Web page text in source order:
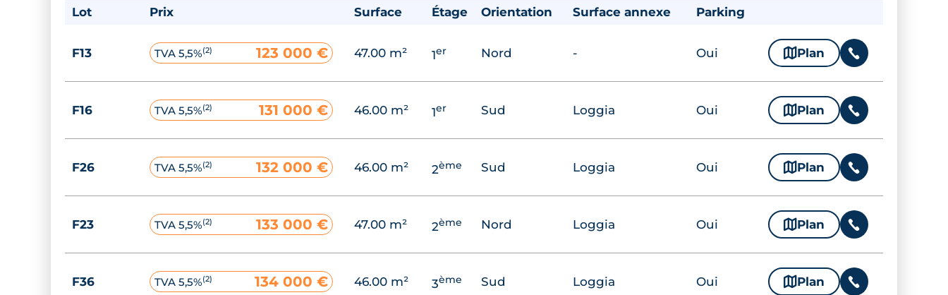
Lot Prix Surface Étage Orientation Surface annexe Parking
F13 TVA 5,5%(2) 123 000 € 47.00 m² 1er Nord - Oui 🗞 Plan 📞
F16 TVA 5,5%(2) 131 000 € 46.00 m² 1er Sud Loggia Oui 🗞 Plan 📞
F26 TVA 5,5%(2) 132 000 € 46.00 m² 2ème Sud Loggia Oui 🗞 Plan 📞
F23 TVA 5,5%(2) 133 000 € 47.00 m² 2ème Nord Loggia Oui 🗞 Plan 📞
F36 TVA 5,5%(2) 134 000 € 46.00 m² 3ème Sud Loggia Oui 🗞 Plan 📞